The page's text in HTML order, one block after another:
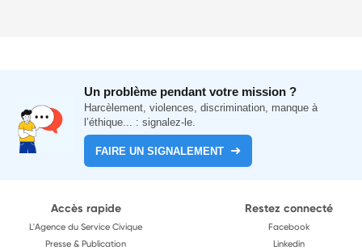
Un problème pendant votre mission ?
Harcèlement, violences, discrimination, manque à
l’éthique... : signalez-le.
FAIRE UN SIGNALEMENT
Accès rapide
L'Agence du Service Civique
Presse & Publication
Restez connecté
Facebook
Linkedin